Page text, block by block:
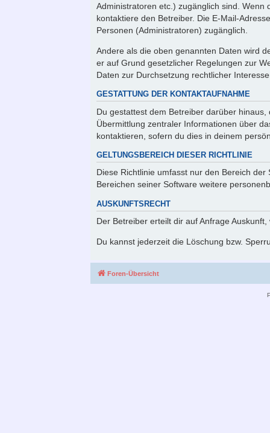
Administratoren etc.) zugänglich sind.
kontaktiere den Betreiber. Die E-Mail-
Personen (Administratoren) zugänglich.
Andere als die oben genannten Daten wird
er auf Grund gesetzlicher Regelungen zur
Daten zur Durchsetzung rechtlicher
GESTATTUNG DER KONTAKTAUFNAHME
Du gestattest dem Betreiber darüber
Übermittlung zentraler Informationen über
kontaktieren, sofern du dies in deinem
GELTUNGSBEREICH DIESER RICHTLINIE
Diese Richtlinie umfasst nur den Bereich
Bereichen seiner Software weitere
AUSKUNFTSRECHT
Der Betreiber erteilt dir auf Anfrage
Du kannst jederzeit die Löschung bzw.
Foren-Übersicht